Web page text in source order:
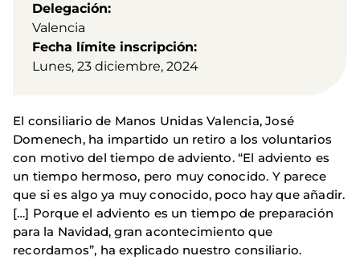
Delegación
Valencia
Fecha límite inscripción
Lunes, 23 diciembre, 2024
El consiliario de Manos Unidas Valencia, José
Domenech, ha impartido un retiro a los voluntarios
con motivo del tiempo de adviento. “El adviento es
un tiempo hermoso, pero muy conocido. Y parece
que si es algo ya muy conocido, poco hay que añadir.
[…] Porque el adviento es un tiempo de preparación
para la Navidad, gran acontecimiento que
recordamos”, ha explicado nuestro consiliario.